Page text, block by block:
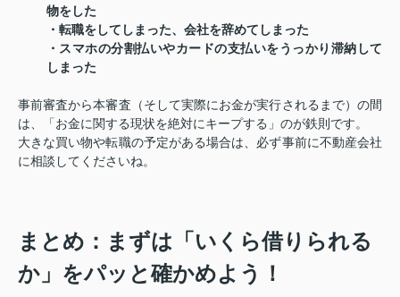
物をした
・転職をしてしまった、会社を辞めてしまった
・スマホの分割払いやカードの支払いをうっかり滞納して
しまった
事前審査から本審査（そして実際にお金が実行されるまで）の間
は、「お金に関する現状を絶対にキープする」のが鉄則です。
大きな買い物や転職の予定がある場合は、必ず事前に不動産会社
に相談してくださいね。
まとめ：まずは「いくら借りられる
か」をパッと確かめよう！